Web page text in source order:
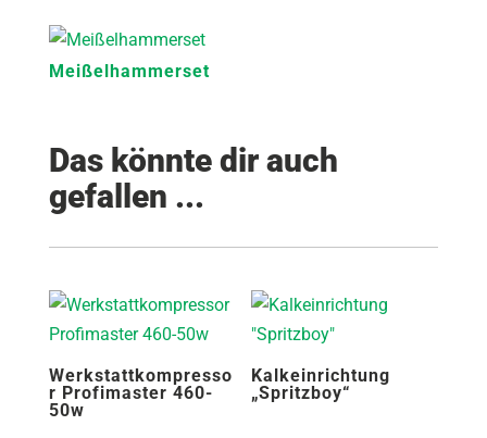
Meißelhammerset
Das könnte dir auch
gefallen ...
Werkstattkompresso
r Profimaster 460-
50w
Kalkeinrichtung
„Spritzboy“